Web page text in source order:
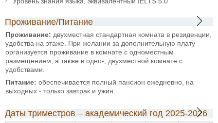
Проживание/Питание
Проживание: двухместная стандартная комната в резиденции,
удобства на этаже. При желании за дополнительную плату
организуется проживание в комнате с одноместным
размещением, а также в одно-, двухместной комнате с
удобствами.
Питание: обеспечивается полный пансион ежедневно, на
выходных - только завтрак и ужин.
Даты триместров – академический год 2025-2026